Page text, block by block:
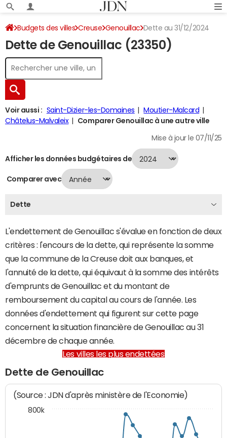
Budgets des villes Creuse Genouillac Dette au 31/12/2024
Dette de Genouillac (23350)
Voir aussi : Saint-Dizier-les-Domaines
Moutier-Malcard
Châtelus-Malvaleix
Comparer Genouillac à une autre ville
Mise à jour le 07/11/25
Afficher les données budgétaires de
Comparer avec
Dette
L'endettement de Genouillac s'évalue en fonction de deux
critères : l'encours de la dette, qui représente la somme
que la commune de la Creuse doit aux banques, et
l'annuité de la dette, qui équivaut à la somme des intérêts
d'emprunts de Genouillac et du montant de
remboursement du capital au cours de l'année. Les
données d'endettement qui figurent sur cette page
concernent la situation financière de Genouillac au 31
décembre de chaque année.
Les villes les plus endettées
Dette de Genouillac
(Source : JDN d'après ministère de l'Economie)
800k